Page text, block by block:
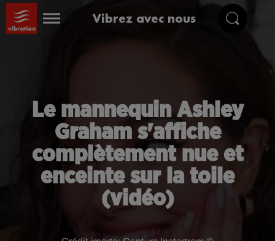
Vibrez avec nous
Le mannequin Ashley
Graham s'affiche
complètement nue et
enceinte sur la toile
(vidéo)